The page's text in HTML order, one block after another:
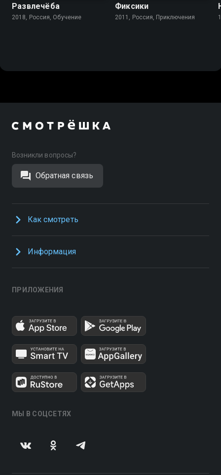
Развлечёба
2018, Россия, Обучение
Фиксики
2011, Россия, Приключения
Возникли вопросы?
Обратная связь
Как смотреть
Информация
ПРИЛОЖЕНИЯ
МЫ В СОЦСЕТЯХ